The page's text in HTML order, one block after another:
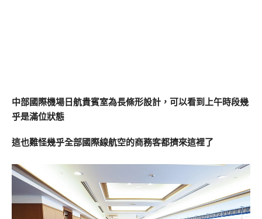
中部國際機場日航貴賓室為長條形設計，可以看到上午時段幾
乎是滿位狀態
這也難怪幾乎全部國際線航空的商務客都擠來這裡了